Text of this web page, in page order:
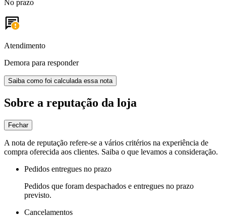
No prazo
Atendimento
Demora para responder
Saiba como foi calculada essa nota
Sobre a reputação da loja
Fechar
A nota de reputação refere-se a vários critérios na experiência de
compra oferecida aos clientes. Saiba o que levamos a consideração.
Pedidos entregues no prazo
Pedidos que foram despachados e entregues no prazo
previsto.
Cancelamentos